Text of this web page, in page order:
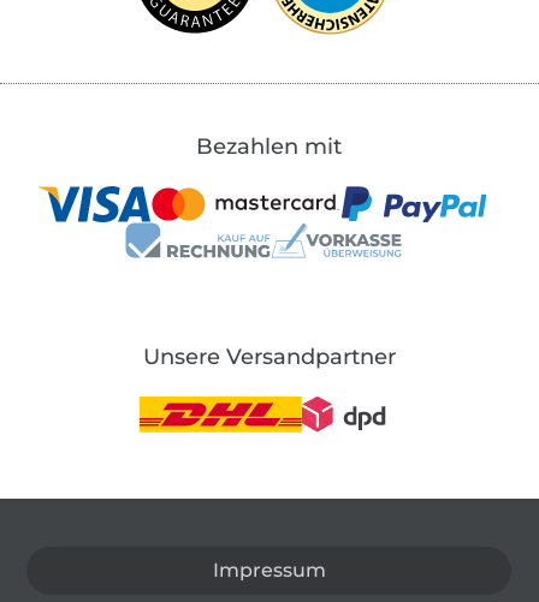
Bezahlen mit
Unsere Versandpartner
Impressum